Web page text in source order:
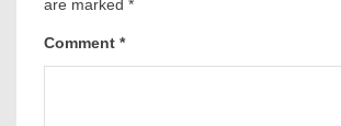
are marked *
Comment *